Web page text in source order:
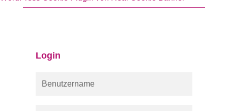
Login